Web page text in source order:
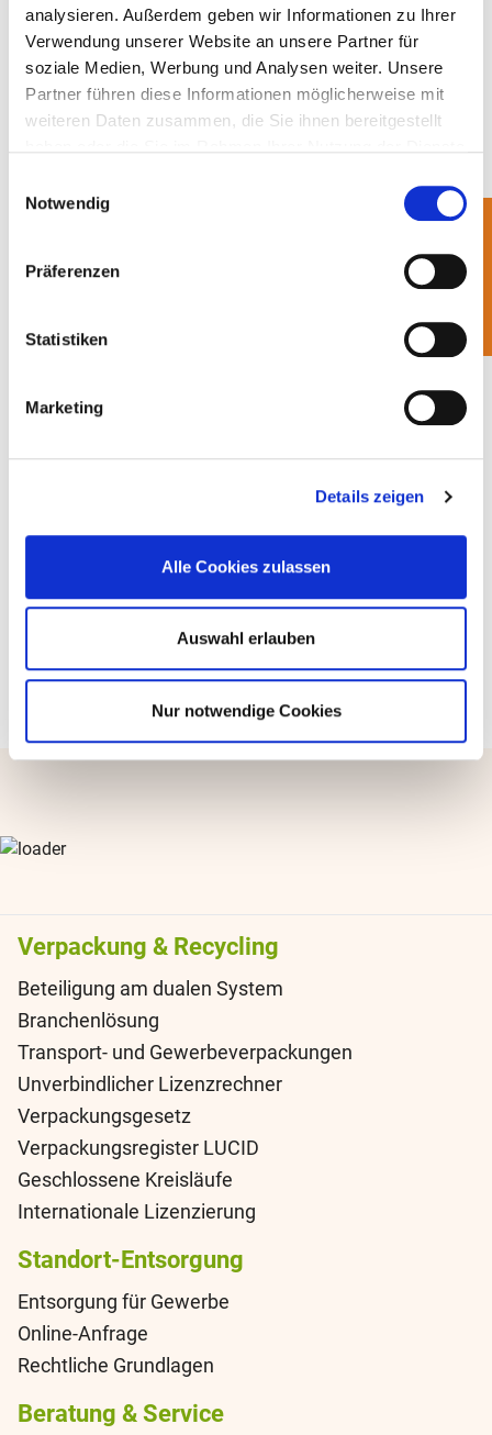
analysieren. Außerdem geben wir Informationen zu Ihrer
Verwendung unserer Website an unsere Partner für
soziale Medien, Werbung und Analysen weiter. Unsere
Partner führen diese Informationen möglicherweise mit
weiteren Daten zusammen, die Sie ihnen bereitgestellt
Notwendig
Präferenzen
Statistiken
Marketing
Details zeigen
Alle Cookies zulassen
Auswahl erlauben
Nur notwendige Cookies
dualen Systeme verpflichtet.
Über BellandVision
das zweitgrößte duale System sowie Dienstleister
für bundesweite Entsorgungslösungen. Das
Unternehmen ist eine 100%ige Tochter des
börsennotierten SUEZ-Konzerns, einem der
weltweit führenden Unternehmen für Wasser- und
Abfallwirtschaft.
Internethändler und andere Inverkehrbringer von
kleineren Verpackungsmengen
Zurück zur News-Übersicht
Verpackung & Recycling
Beteiligung am dualen System
Branchenlösung
Transport- und Gewerbeverpackungen
Unverbindlicher Lizenzrechner
Verpackungsgesetz
Verpackungsregister LUCID
Geschlossene Kreisläufe
Internationale Lizenzierung
Standort-Entsorgung
Entsorgung für Gewerbe
Online-Anfrage
Rechtliche Grundlagen
Beratung & Service